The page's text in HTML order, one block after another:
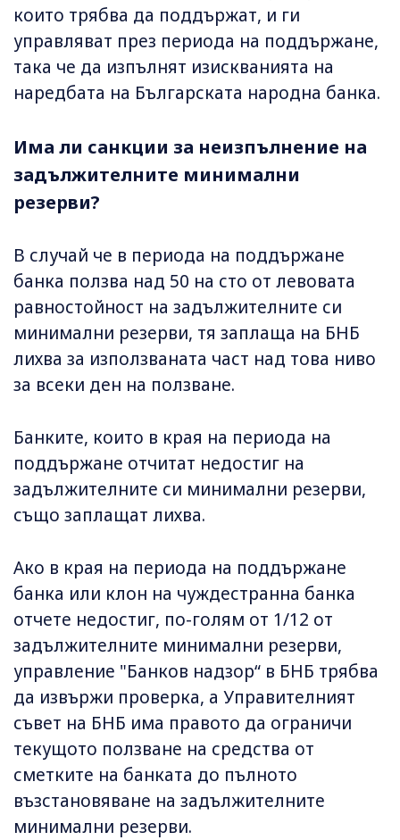
които трябва да поддържат, и ги
управляват през периода на поддържане,
така че да изпълнят изискванията на
наредбата на Българската народна банка.
Има ли санкции за неизпълнение на
задължителните минимални
резерви?
В случай че в периода на поддържане
банка ползва над 50 на сто от левовата
равностойност на задължителните си
минимални резерви, тя заплаща на БНБ
лихва за използваната част над това ниво
за всеки ден на ползване.
Банките, които в края на периода на
поддържане отчитат недостиг на
задължителните си минимални резерви,
също заплащат лихва.
Ако в края на периода на поддържане
банка или клон на чуждестранна банка
отчете недостиг, по-голям от 1/12 от
задължителните минимални резерви,
управление "Банков надзор“ в БНБ трябва
да извържи проверка, а Управителният
съвет на БНБ има правото да ограничи
текущото ползване на средства от
сметките на банката до пълното
възстановяване на задължителните
минимални резерви.